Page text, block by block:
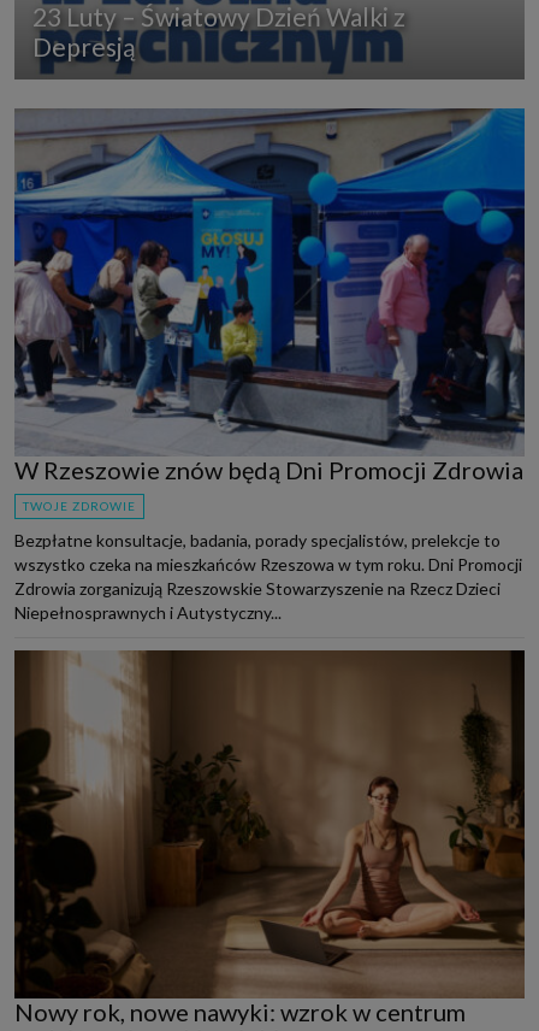
23 Luty – Światowy Dzień Walki z
Depresją
W Rzeszowie znów będą Dni Promocji Zdrowia
TWOJE ZDROWIE
Bezpłatne konsultacje, badania, porady specjalistów, prelekcje to
wszystko czeka na mieszkańców Rzeszowa w tym roku. Dni Promocji
Zdrowia zorganizują Rzeszowskie Stowarzyszenie na Rzecz Dzieci
Niepełnosprawnych i Autystyczny...
Nowy rok, nowe nawyki: wzrok w centrum